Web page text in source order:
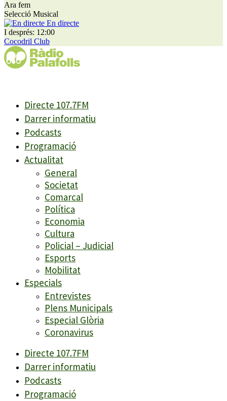
Ara fem
Selecció Musical
En directe
I després: 12:00
Cocodril Club
Directe 107.7FM
Darrer informatiu
Podcasts
Programació
Actualitat
General
Societat
Comarcal
Política
Economia
Cultura
Policial – Judicial
Esports
Mobilitat
Especials
Entrevistes
Plens Municipals
Especial Glòria
Coronavirus
Directe 107.7FM
Darrer informatiu
Podcasts
Programació